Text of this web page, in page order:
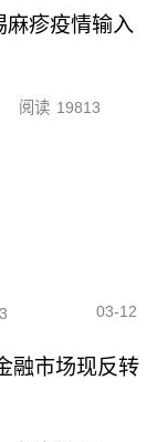
麻疹疫情输入
阅读 19813
03-12
融市场现反转